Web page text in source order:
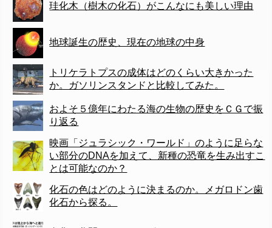
珪化木（樹木の化石）がこんなにも美しい理由
地球誕生の歴史、現在の地球の中身
トリケラトプスの成体はどのくらい大きかった
か。ガソリンスタンドと比較してみた。
およそ５億年にわたる海の生物の歴史をＣＧで振
り返る
映画「ジュラシック・ワールド」のように足らな
い部分のDNAを加えて、新種の恐竜を生み出すこ
とは可能なのか？
化石の色はどのように決まるのか。メガロドン歯
化石から探る。